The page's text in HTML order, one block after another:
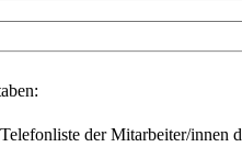
Telefonliste der Mitarbeiter/innen